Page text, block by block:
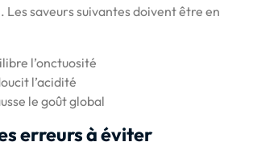
Les saveurs suivantes doivent être en
l’onctuosité
l’acidité
le goût global
erreurs à éviter